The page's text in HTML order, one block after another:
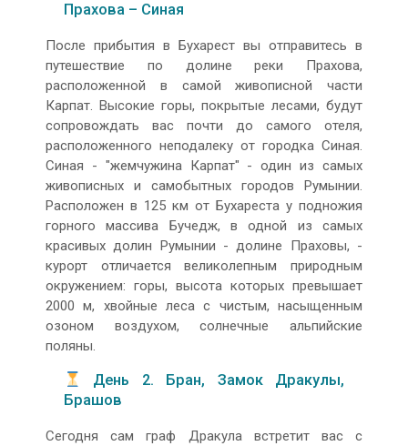
Прахова – Синая
После прибытия в Бухарест вы отправитесь в
путешествие по долине реки Прахова,
расположенной в самой живописной части
Карпат. Высокие горы, покрытые лесами, будут
сопровождать вас почти до самого отеля,
расположенного неподалеку от городка Синая.
Синая - "жемчужина Карпат" - один из самых
живописных и самобытных городов Румынии.
Расположен в 125 км от Бухареста у подножия
горного массива Бучедж, в одной из самых
красивых долин Румынии - долине Праховы, -
курорт отличается великолепным природным
окружением: горы, высота которых превышает
2000 м, хвойные леса с чистым, насыщенным
озоном воздухом, солнечные альпийские
поляны.
День 2. Бран, Замок Дракулы,
Брашов
Сегодня сам граф Дракула встретит вас с